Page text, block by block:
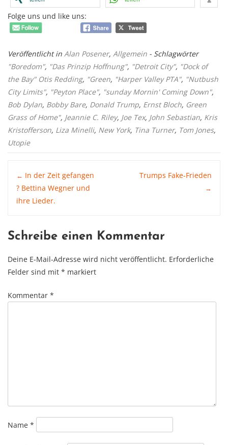
Folge uns und like uns:
Veröffentlicht in Alan Posener, Allgemein - Schlagwörter
"Boredom", "Das Prinzip Hoffnung", "Detroit City", "Dock of
the Bay" Otis Redding, "Green, "Harper Valley PTA", "Nutbush
City Limits", "Peyton Place", "sunday Mornin' Coming Down",
Bob Dylan, Bobby Bare, Donald Trump, Ernst Bloch, Green
Grass of Home", Jeannie C. Riley, Joe Tex, John Sebastian, Kris
Kristofferson, Liza Minelli, New York, Tina Turner, Tom Jones,
Utopie
Post
navigation
← In der Zeit gefangen
? Bettina Wegner und
ihre Lieder.
Trumps Fake-Frieden
→
Schreibe einen Kommentar
Deine E-Mail-Adresse wird nicht veröffentlicht. Erforderliche
Felder sind mit * markiert
Kommentar *
Name *